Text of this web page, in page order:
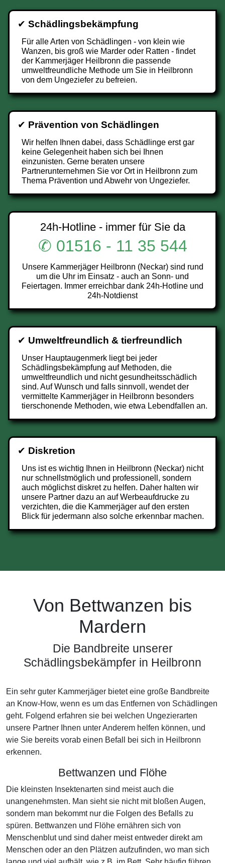
✔ Schädlingsbekämpfung
Für alle Arten von Schädlingen - von klein wie
Wanzen, bis groß wie Marder oder Ratten - findet
der Kammerjäger Heilbronn die passende
umweltfreundliche Methode um Sie in Heilbronn
von dem Ungeziefer zu befreien.
✔ Prävention von Schädlingen
Wir helfen Ihnen dabei, dass Schädlinge erst gar
keine Gelegenheit haben sich bei Ihnen
einzunisten. Gerne beraten unsere
Partnerunternehmen Sie vor Ort in Heilbronn zum
Thema Prävention und Abwehr von Ungeziefer.
24h-Hotline - immer für Sie da
✆ 01516 - 11 35 544
Unsere Kammerjäger Heilbronn (Neckar) sind rund
um die Uhr im Einsatz - auch an Sonn- und
Feiertagen. Immer erreichbar dank 24h-Hotline und
24h-Notdienst
✔ Umweltfreundlich & tierfreundlich
Unser Hauptaugenmerk liegt bei jeder
Schädlingsbekämpfung auf Methoden, die
umweltfreundlich und nicht gesundheitsschädlich
sind. Auf Wunsch und falls sinnvoll, wendet der
vermittelte Kammerjäger in Heilbronn besonders
tierschonende Methoden, wie etwa Lebendfallen an.
✔ Diskretion
Uns ist es wichtig Ihnen in Heilbronn (Neckar) nicht
nur schnellstmöglich und professionell, sondern
auch möglichst diskret zu helfen. Daher halten wir
unsere Partner dazu an auf Werbeaufdrucke zu
verzichten, die die Kammerjäger auf den ersten
Blick für jedermann also solche erkennbar machen.
Von Bettwanzen bis
Mardern
Die Bandbreite unserer
Schädlingsbekämpfer in Heilbronn
Ein sehr guter Kammerjäger bietet eine große Bandbreite
an Know-How, wenn es um das Entfernen von Schädlingen
geht. Folgend erfahren sie bei welchen Ungezierarten
unsere Partner Ihnen unter Anderem helfen können, und
wie Sie bereits vorab einen Befall bei sich in Heilbronn
erkennen.
Bettwanzen und Flöhe
Die kleinsten Insektenarten sind meist auch die
unangenehmsten. Man sieht sie nicht mit bloßen Augen,
sondern man bekommt nur die Folgen des Befalls zu
spüren. Bettwanzen und Flöhe ernähren sich von
Menschenblut und sind daher meist entweder direkt am
Menschen oder an den Plätzen aufzufinden, wo man sich